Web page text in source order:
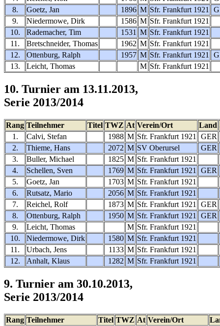
8.
Goetz, Jan 1896 M Sfr. Frankfurt 1921
9.
Niedermowe, Dirk 1586 M Sfr. Frankfurt 1921
10.
Rademacher, Tim 1531 M Sfr. Frankfurt 1921
11.
Bretschneider, Thomas 1962 M Sfr. Frankfurt 1921
12.
Ottenburg, Ralph 1957 M Sfr. Frankfurt 1921
13.
Leicht, Thomas M Sfr. Frankfurt 1921
10. Turnier am 13.11.2013,
Serie 2013/2014
Rang Teilnehmer Titel TWZ At Verein/Ort Land
1.
Calvi, Stefan 1988 M Sfr. Frankfurt 1921
GER
2.
Thieme, Hans 2072 M SV Oberursel
GER
3.
Buller, Michael 1825 M Sfr. Frankfurt 1921
4.
Schellen, Sven 1769 M Sfr. Frankfurt 1921
GER
5.
Goetz, Jan 1703 M Sfr. Frankfurt 1921
6.
Rutsatz, Mario 2056 M Sfr. Frankfurt 1921
7.
Reichel, Rolf 1873 M Sfr. Frankfurt 1921
GER
8.
Ottenburg, Ralph 1950 M Sfr. Frankfurt 1921
GER
9.
Leicht, Thomas M Sfr. Frankfurt 1921
10.
Niedermowe, Dirk 1580 M Sfr. Frankfurt 1921
11.
Urbach, Jens 1133 M Sfr. Frankfurt 1921
12.
Anhalt, Klaus 1282 M Sfr. Frankfurt 1921
9. Turnier am 30.10.2013,
Serie 2013/2014
Rang Teilnehmer Titel TWZ At Verein/Ort